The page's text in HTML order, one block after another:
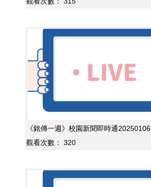
《銘傳一週》校園新聞即時通20250106
觀看次數：
320